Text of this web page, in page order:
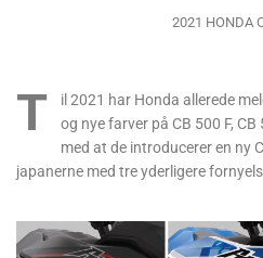
2021 HONDA
T
il 2021 har Honda allerede
og nye farver på CB 500 F,
med at de introducerer en ny
japanerne med tre yderligere